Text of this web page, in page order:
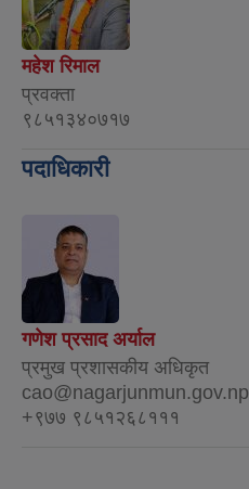
महेश रिमाल
प्रवक्ता
९८५१३४०७१७
पदाधिकारी
गणेश प्रसाद अर्याल
प्रमुख प्रशासकीय अधिकृत
cao@nagarjunmun.gov.np
+९७७ ९८५१२६८१११